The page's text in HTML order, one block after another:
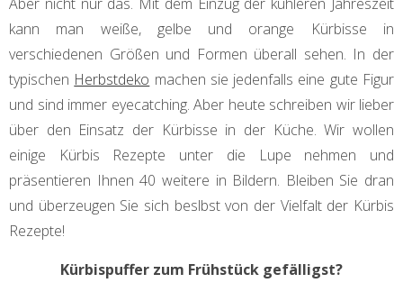
kann man weiße, gelbe und orange Kürbisse in
verschiedenen Größen und Formen überall sehen. In der
typischen Herbstdeko machen sie jedenfalls eine gute Figur
und sind immer eyecatching. Aber heute schreiben wir lieber
über den Einsatz der Kürbisse in der Küche. Wir wollen
einige Kürbis Rezepte unter die Lupe nehmen und
präsentieren Ihnen 40 weitere in Bildern. Bleiben Sie dran
und überzeugen Sie sich beslbst von der Vielfalt der Kürbis
Rezepte!
Kürbispuffer zum Frühstück gefälligst?